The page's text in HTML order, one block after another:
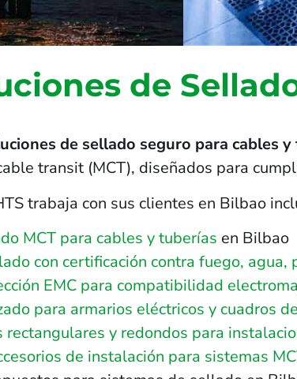
de
de sellado seguro para cables
transit (MCT), diseñados para
trabaja con sus clientes en Bilbao
MCT para cables y tuberías en Bilbao
con certificación contra fuego, agua,
EMC para compatibilidad
para armarios eléctricos y cuadros
rectangulares y redondos para
de instalación para sistemas